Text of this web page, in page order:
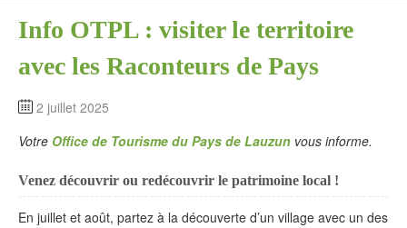
Info OTPL : visiter le territoire
avec les Raconteurs de Pays
2 juillet 2025
Votre Office de Tourisme du Pays de Lauzun vous informe.
Venez découvrir ou redécouvrir le patrimoine local !
En juillet et août, partez à la découverte d’un village avec un des